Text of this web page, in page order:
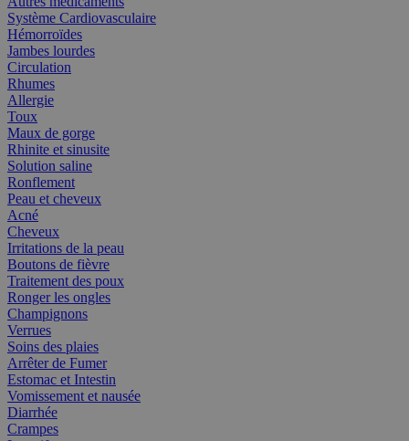
Système Cardiovasculaire
Hémorroïdes
Jambes lourdes
Circulation
Rhumes
Allergie
Toux
Maux de gorge
Rhinite et sinusite
Solution saline
Ronflement
Peau et cheveux
Acné
Cheveux
Irritations de la peau
Boutons de fièvre
Traitement des poux
Ronger les ongles
Champignons
Verrues
Soins des plaies
Arrêter de Fumer
Estomac et Intestin
Vomissement et nausée
Diarrhée
Crampes